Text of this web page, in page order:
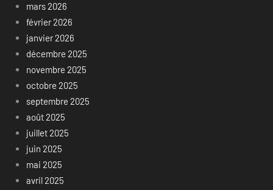
mars 2026
février 2026
janvier 2026
décembre 2025
novembre 2025
octobre 2025
septembre 2025
août 2025
juillet 2025
juin 2025
mai 2025
avril 2025